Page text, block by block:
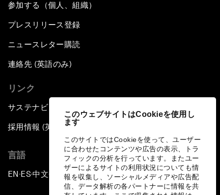
このウェブサイトはCookieを使用し
ます
このサイトではCookieを使って、ユーザー
に合わせたコンテンツや広告の表示、トラ
フィックの分析を行っています。またユー
ザーによるサイトの利用状況についても情
報を収集し、ソーシャルメディアや広告配
信、データ解析の各パートナーに情報を共
参加する（個人、組織）
プレスリリース登録
ニュースレター購読
連絡先 (英語のみ)
リンク
サステナビリティへの取り組み
採用情報 (英語のみ)
言語
EN ▪ ES▪中文▪ 日本語